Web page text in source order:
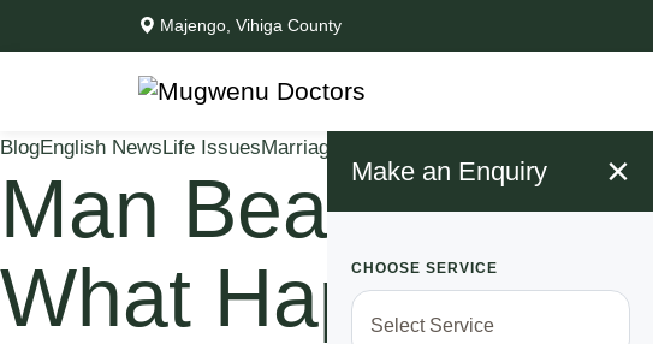
Majengo, Vihiga County
Make an Enquiry ×
CHOOSE SERVICE
BlogEnglish NewsLife IssuesMarriage Issues Mugwenu
Man Beats His
What Happened